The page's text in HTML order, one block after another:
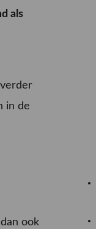
als
in de
ook